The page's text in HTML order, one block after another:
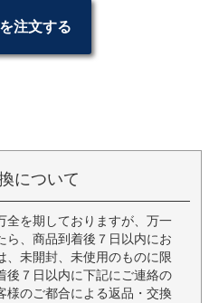
注文する
について
全を期しておりますが、万一
、商品到着後７日以内にお
未開封、未使用のものに限
後７日以内に下記にご連絡の
様のご都合による返品・交換